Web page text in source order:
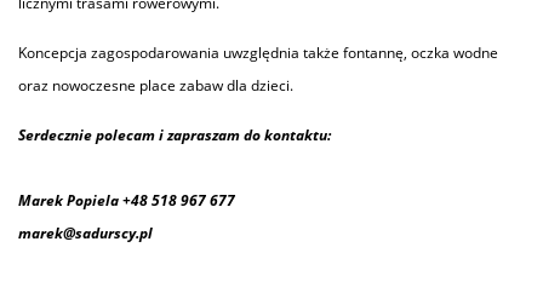
Koncepcja zagospodarowania uwzględnia także fontannę, oczka wodne
oraz nowoczesne place zabaw dla dzieci.
Serdecznie polecam i zapraszam do kontaktu:
Marek Popiela +48 518 967 677
marek@sadurscy.pl